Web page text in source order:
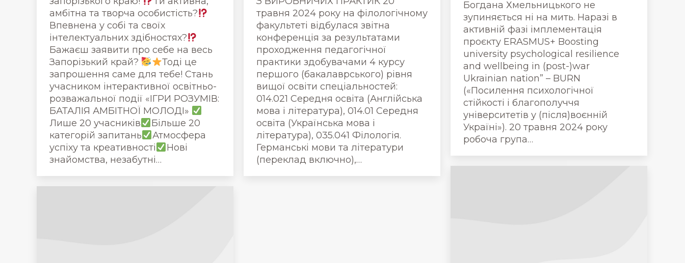
амбітна та творча особистість?
Впевнена у собі та своїх
інтелектуальних здібностях?
Бажаєш заявити про себе на весь
Запорізький край?
Тоді це
запрошення саме для тебе! Стань
учасником інтерактивної освітньо-
розважальної події «ІГРИ РОЗУМІВ:
БАТАЛІЯ АМБІТНОЇ МОЛОДІ»
Лише 20 учасників
Більше 20
категорій запитань
Атмосфера
успіху та креативності
Нові
знайомства, незабутні…
травня 2024 року на філологічному
факультеті відбулася звітна
конференція за результатами
проходження педагогічної
практики здобувачами 4 курсу
першого (бакалаврського) рівня
вищої освіти спеціальностей:
014.021 Середня освіта (Англійська
мова і література), 014.01 Середня
освіта (Українська мова і
література), 035.041 Філологія.
Германські мови та літератури
(переклад включно),…
Богдана Хмельницького не
зупиняється ні на мить. Наразі в
активній фазі імплементація
проєкту ERASMUS+ Boosting
university psychological resilience
and wellbeing in (post-)war
Ukrainian nation” – BURN
(«Посилення психологічної
стійкості і благополуччя
університетів у (після)воєнній
Україні»). 20 травня 2024 року
робоча група…